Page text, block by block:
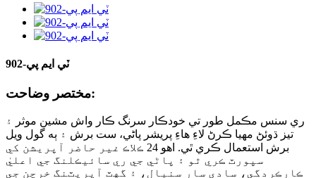
ٽي ايم پي-902
مختصر وضاحت:
ري سنس مڪمل طور تي خودڪار سرنگ ڪار واش مشين موثر ۽
تيز ڌوئڻ مهيا ڪرڻ لاءِ هاءِ پريشر پاڻي، ست برش ۽ ٻه گول ويل
برش استعمال ڪري ٿي. اهو 24 ڪلاڪ غير حاضر آپريشن کي
سپورٽ ڪري ٿو ۽ پاڻي جي ري سائيڪلنگ جي اعليٰ
ڪارڪردگي، سادي سار سنڀال، ۽ گهٽ آپريٽنگ خرچن جي